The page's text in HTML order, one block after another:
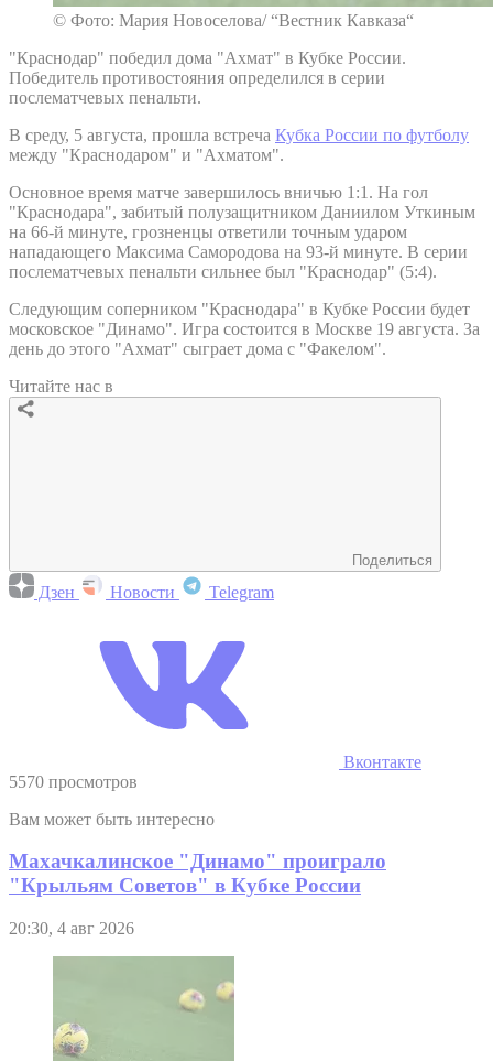
© Фото: Мария Новоселова/ “Вестник Кавказа“
"Краснодар" победил дома "Ахмат" в Кубке России.
Победитель противостояния определился в серии
послематчевых пенальти.
В среду, 5 августа, прошла встреча Кубка России по футболу
между "Краснодаром" и "Ахматом".
Основное время матче завершилось вничью 1:1. На гол
"Краснодара", забитый полузащитником Даниилом Уткиным
на 66-й минуте, грозненцы ответили точным ударом
нападающего Максима Самородова на 93-й минуте. В серии
послематчевых пенальти сильнее был "Краснодар" (5:4).
Следующим соперником "Краснодара" в Кубке России будет
московское "Динамо". Игра состоится в Москве 19 августа. За
день до этого "Ахмат" сыграет дома с "Факелом".
Читайте нас в
Поделиться
Дзен Новости Telegram
Вконтакте
5570 просмотров
Вам может быть интересно
Махачкалинское "Динамо" проиграло
"Крыльям Советов" в Кубке России
20:30, 4 авг 2026